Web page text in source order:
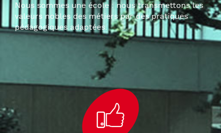
Nous sommes une école : nous transmettons les
valeurs nobles des métiers par des pratiques
pédagogiques adaptées.